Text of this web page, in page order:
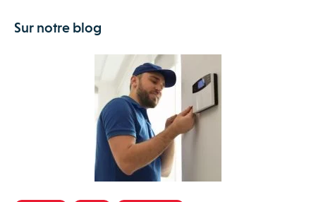
Sur notre blog